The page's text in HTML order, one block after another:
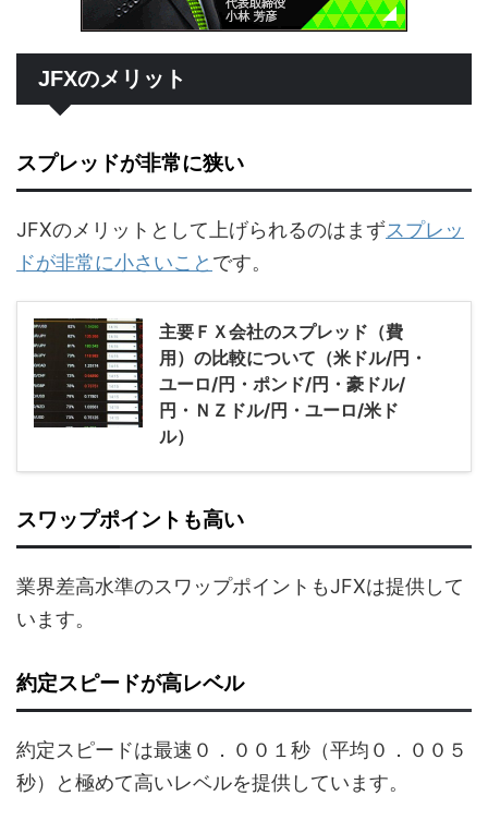
JFXのメリット
スプレッドが非常に狭い
JFXのメリットとして上げられるのはまずスプレッ
ドが非常に小さいこと です。
主要ＦＸ会社のスプレッド（費
用）の比較について（米ドル/円・
ユーロ/円・ポンド/円・豪ドル/
円・ＮＺドル/円・ユーロ/米ド
ル）
スワップポイントも高い
業界差高水準のスワップポイントもJFXは提供して
います。
約定スピードが高レベル
約定スピードは最速０．００１秒（平均０．００５
秒）と極めて高いレベルを提供しています。